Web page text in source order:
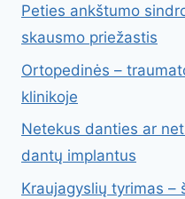
Peties ankštumo
skausmo priežastis
Ortopedinės –
klinikoje
Netekus danties ar
dantų implantus
Kraujagyslių tyrimas –